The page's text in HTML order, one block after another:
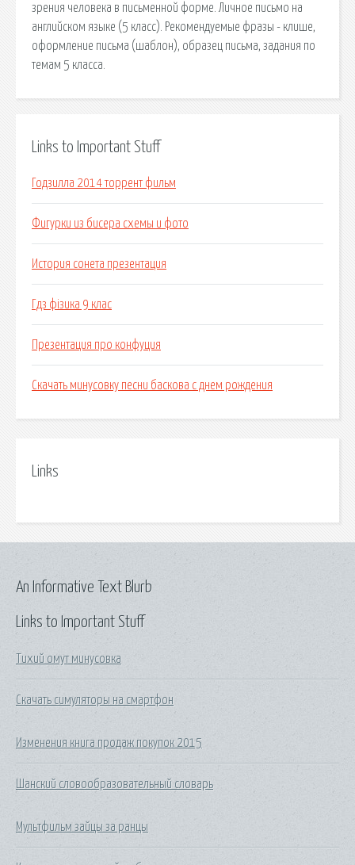
зрения человека в письменной форме. Личное письмо на
английском языке (5 класс). Рекомендуемые фразы - клише,
оформление письма (шаблон), образец письма, задания по
темам 5 класса.
Links to Important Stuff
Годзилла 2014 торрент фильм
Фигурки из бисера схемы и фото
История сонета презентация
Гдз фізика 9 клас
Презентация про конфуция
Скачать минусовку песни баскова с днем рождения
Links
Links to Important Stuff
Тихий омут минусовка
Скачать симуляторы на смартфон
Изменения книга продаж покупок 2015
Шанский словообразовательный словарь
Мультфильм зайцы за ранцы
An Informative Text Blurb